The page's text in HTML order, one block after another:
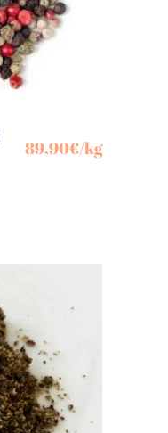
89,90€/kg